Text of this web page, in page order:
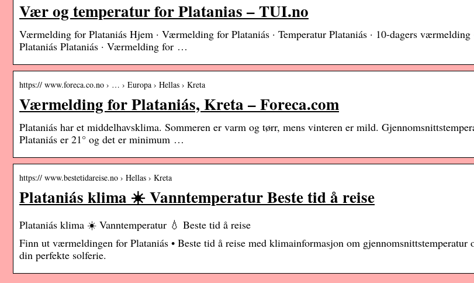
Vær og temperatur for Platanias – TUI.no
Værmelding for Plataniás Hjem · Værmelding for Plataniás · Temperatur Plataniás · 10-dagers
Plataniás Plataniás · Værmelding for …
https:// www.foreca.co.no › … › Europa › Hellas › Kreta
Værmelding for Plataniás, Kreta – Foreca.com
Plataniás har et middelhavsklima. Sommeren er varm og tørr, mens vinteren er mild.
Plataniás er 21° og det er minimum …
https:// www.bestetidareise.no › Hellas › Kreta
Plataniás klima ☀️ Vanntemperatur Beste tid å reise
Plataniás klima ☀️ Vanntemperatur 💧 Beste tid å reise
Finn ut værmeldingen for Plataniás • Beste tid å reise med klimainformasjon om gjennomsnittstemperatur
din perfekte solferie.